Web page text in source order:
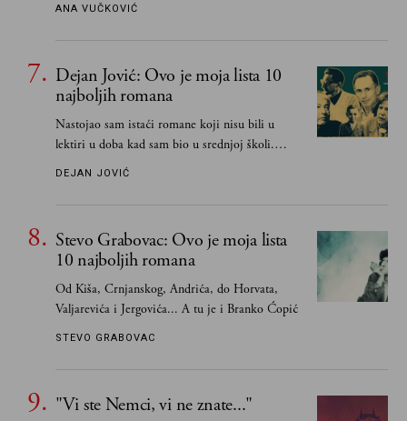
ANA VUČKOVIĆ
Dejan Jović: Ovo je moja lista 10
najboljih romana
Nastojao sam istaći romane koji nisu bili u
lektiri u doba kad sam bio u srednjoj školi.
Smatrao sam da su "klasici" već dovoljno
DEJAN JOVIĆ
Stevo Grabovac: Ovo je moja lista
10 najboljih romana
Od Kiša, Crnjanskog, Andrića, do Horvata,
Valjarevića i Jergovića... A tu je i Branko Ćopić
STEVO GRABOVAC
"Vi ste Nemci, vi ne znate..."